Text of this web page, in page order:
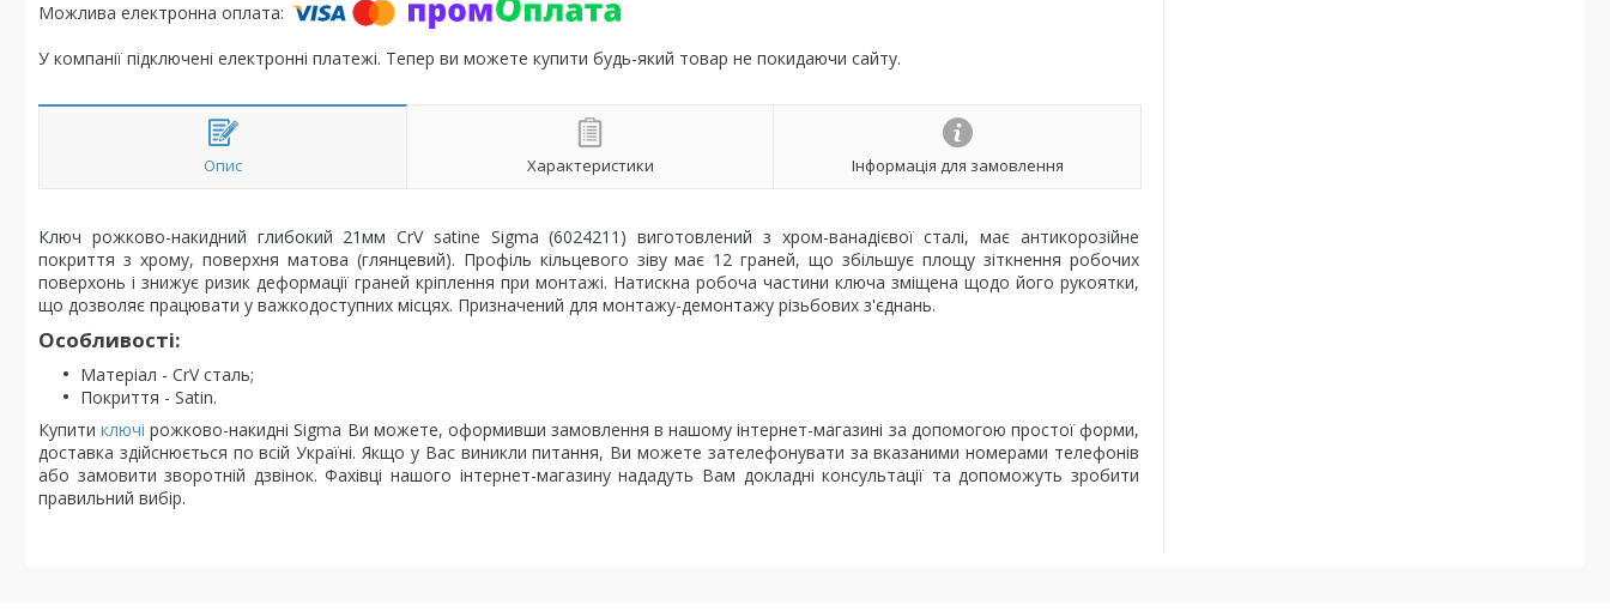
У компанії підключені електронні платежі. Тепер ви можете купити будь-який товар не покидаючи сайту.
Опис Характеристики Інформація для замовлення
Ключ рожково-накидний глибокий 21мм CrV satine Sigma (6024211) виготовлений з хром-ванадієвої сталі, має антикорозійне
покриття з хрому, поверхня матова (глянцевий). Профіль кільцевого зіву має 12 граней, що збільшує площу зіткнення робочих
поверхонь і знижує ризик деформації граней кріплення при монтажі. Натискна робоча частини ключа зміщена щодо його рукоятки,
що дозволяє працювати у важкодоступних місцях. Призначений для монтажу-демонтажу різьбових з'єднань.
Особливості:
Матеріал - CrV сталь;
Покриття - Satin.
Купитиключі рожково-накидні Sigma Ви можете, оформивши замовлення в нашому інтернет-магазині за допомогою простої форми,
доставка здійснюється по всій Україні. Якщо у Вас виникли питання, Ви можете зателефонувати за вказаними номерами телефонів
або замовити зворотній дзвінок. Фахівці нашого інтернет-магазину нададуть Вам докладні консультації та допоможуть зробити
правильний вибір.